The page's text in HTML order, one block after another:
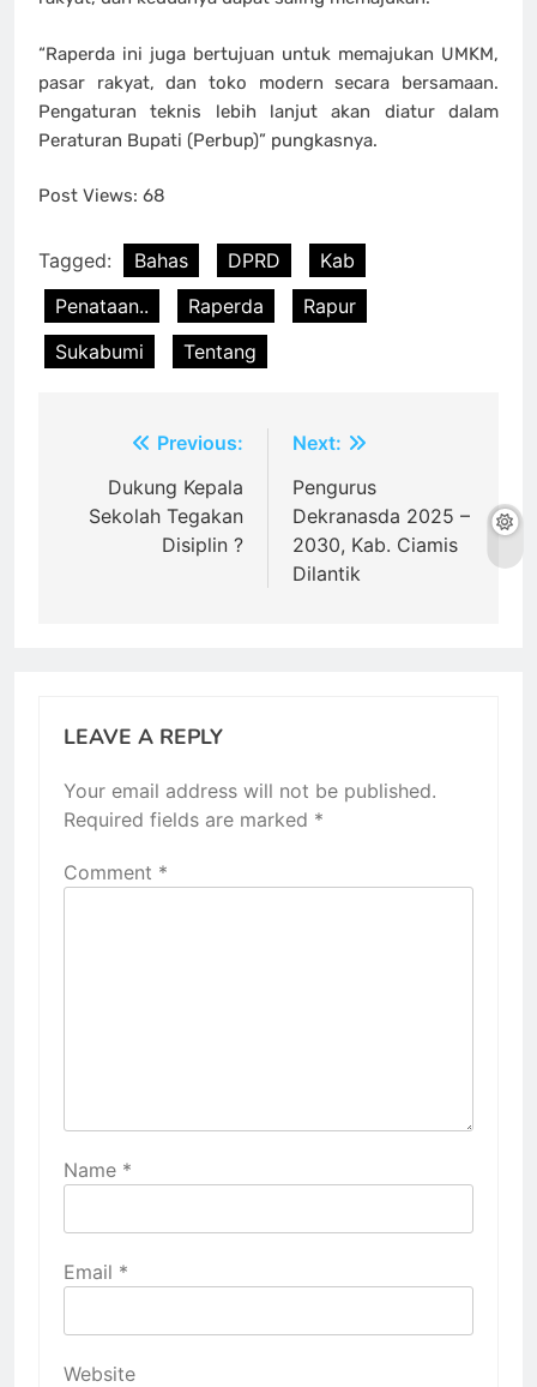
“Raperda ini juga bertujuan untuk memajukan UMKM,
pasar rakyat, dan toko modern secara bersamaan.
Pengaturan teknis lebih lanjut akan diatur dalam
Peraturan Bupati (Perbup)” pungkasnya.
Post Views: 68
Tagged: Bahas DPRD
Kab
Penataan..
Raperda
Rapur
Sukabumi
Tentang
navigation
Previous:
Dukung Kepala
Sekolah Tegakan
Disiplin ?
Next:
Pengurus
Dekranasda 2025 –
2030, Kab. Ciamis
Dilantik
LEAVE A REPLY
Your email address will not be published.
Required fields are marked *
Comment *
Name *
Email *
Website